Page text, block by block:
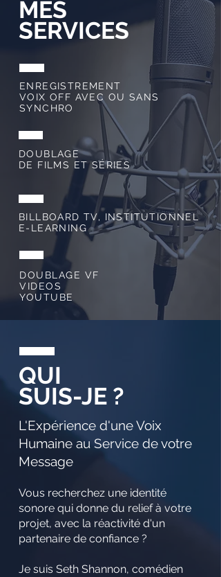
MES
SERVICES
ENREGISTREMENT
VOIX OFF AVEC OU SANS
SYNCHRO
DOUBLAGE
DE FILMS ET SÉRIES
BILLBOARD TV, INSTITUTIONNEL
E-LEARNING
DOUBLAGE VF
VIDEOS
YOUTUBE
QUI
SUIS-JE ?
L'Expérience d'une Voix
Humaine au Service de votre
Message
Vous recherchez une identité
sonore qui donne du relief à votre
projet, avec la réactivité d'un
partenaire de confiance ?
Je suis Seth Shannon, comédien